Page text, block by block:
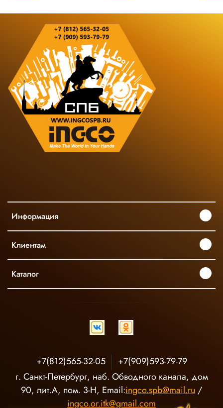
Информация
Клиентам
Каталог
+7(812)565-32-05
+7(909)593-79-79
г. Санкт-Петербург, наб. Обводного канала, дом
90, лит.А, пом. 3-Н, Email:ingco.spb@mail.ru /
ingco.or.itk@gmail.com